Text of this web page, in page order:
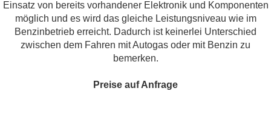
Einsatz von bereits vorhandener Elektronik und Komponenten
möglich und es wird das gleiche Leistungsniveau wie im
Benzinbetrieb erreicht. Dadurch ist keinerlei Unterschied
zwischen dem Fahren mit Autogas oder mit Benzin zu
bemerken.
Preise auf Anfrage